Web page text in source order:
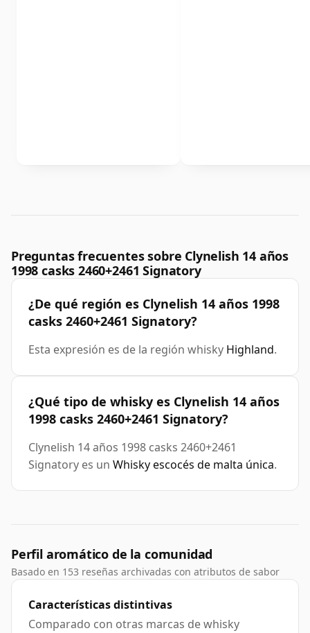
Preguntas frecuentes sobre Clynelish 14 años
1998 casks 2460+2461 Signatory
¿De qué región es Clynelish 14 años 1998
casks 2460+2461 Signatory?
Esta expresión es de la región whisky Highland.
¿Qué tipo de whisky es Clynelish 14 años
1998 casks 2460+2461 Signatory?
Clynelish 14 años 1998 casks 2460+2461
Signatory es un Whisky escocés de malta única.
Perfil aromático de la comunidad
Basado en 153 reseñas archivadas con atributos de sabor
Características distintivas
Comparado con otras marcas de whisky